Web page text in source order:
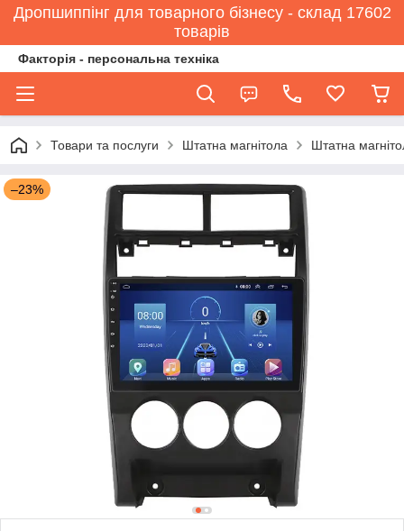
Дропшиппінг для товарного бізнесу - склад 17602
товарів
Факторія - персональна техніка
Товари та послуги Штатна магнітола Штатна
–23%